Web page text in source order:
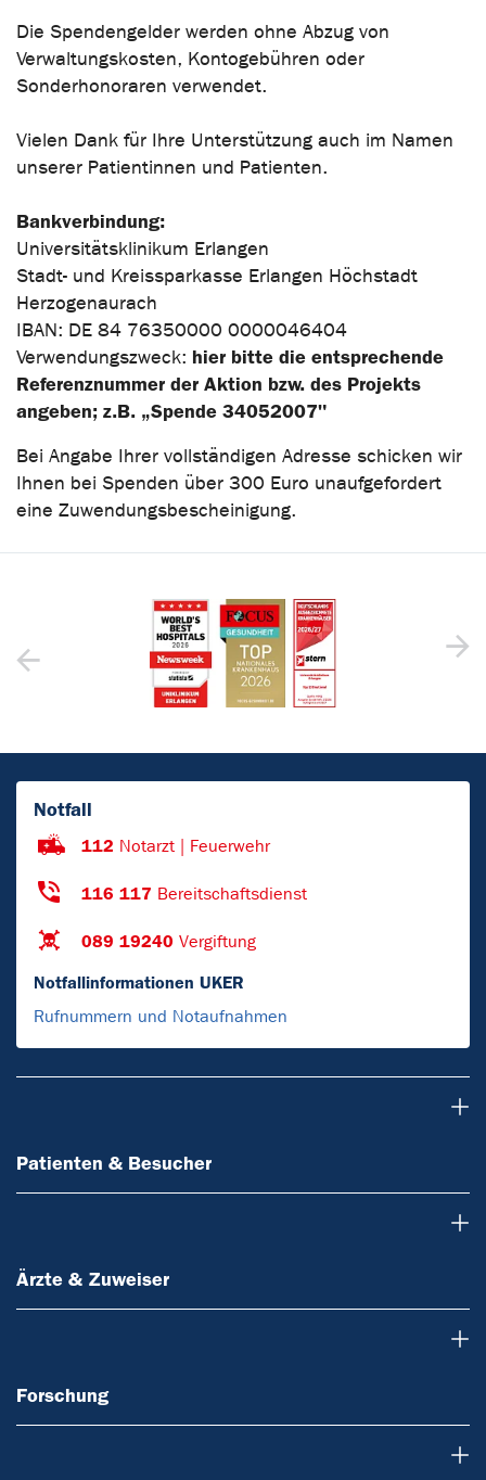
Die Spendengelder werden ohne Abzug von
Verwaltungskosten, Kontogebühren oder
Sonderhonoraren verwendet.
Vielen Dank für Ihre Unterstützung auch im Namen
unserer Patientinnen und Patienten.
Bankverbindung:
Universitätsklinikum Erlangen
Stadt- und Kreissparkasse Erlangen Höchstadt
Herzogenaurach
IBAN: DE 84 76350000 0000046404
Verwendungszweck: hier bitte die entsprechende
Referenznummer der Aktion bzw. des Projekts
angeben; z.B. „Spende 34052007"
Bei Angabe Ihrer vollständigen Adresse schicken wir
Ihnen bei Spenden über 300 Euro unaufgefordert
eine Zuwendungsbescheinigung.
Notfall
112 Notarzt | Feuerwehr
116 117 Bereitschaftsdienst
089 19240 Vergiftung
Notfallinformationen UKER
Rufnummern und Notaufnahmen
Patienten & Besucher
Ärzte & Zuweiser
Forschung